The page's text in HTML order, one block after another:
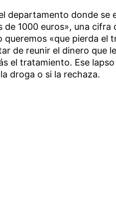
departamento donde se
de 1000 euros», una
queremos «que pierda el
de reunir el dinero que
el tratamiento. Ese
droga o si la rechaza.